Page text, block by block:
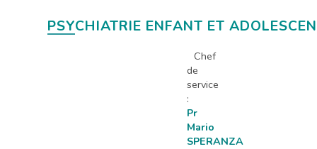
PSYCHIATRIE ENFANT ET
Chef
de
service
:
Pr
Mario
SPERANZA